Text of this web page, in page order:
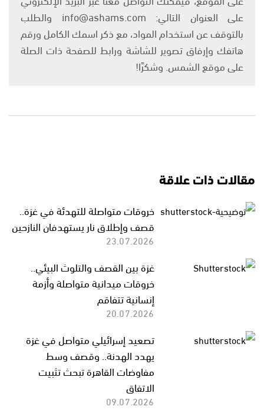
على العنوان التالي: info@ashams.com والطلب
بالتوقف عن استخدام المواد، مع ذكر اسمك الكامل ورقم
هاتفك وإرفاق تصوير للشاشة ورابط للصفحة ذات الصلة
على موقع الشمس. وشكرًا!
مقالات ذات علاقة
خروقات متواصلة للتهدئة في غزة..
قصف وإطلاق نار يستهدفان النازحين
23.07.2026
غزة بين القصف والتلوث البيئي..
خروقات ميدانية متواصلة وأزمة
إنسانية تتفاقم
20.07.2026
تصعيد إسرائيلي متواصل في غزة
يهدد الهدنة.. وقصف وسط
مفاوضات القاهرة تبحث تثبيت
الاتفاق
09.07.2026